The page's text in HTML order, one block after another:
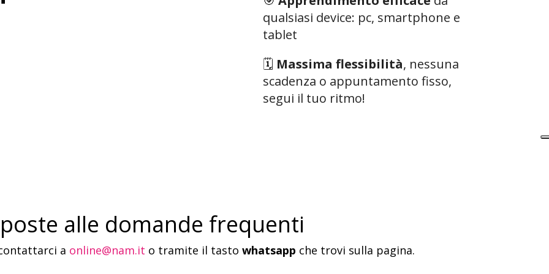
qualsiasi device: pc, smartphone e
tablet
🗓️ Massima flessibilità, nessuna
scadenza o appuntamento fisso,
segui il tuo ritmo!
alle domande frequenti
a online@nam.it o tramite il tasto whatsapp che trovi sulla pagina.